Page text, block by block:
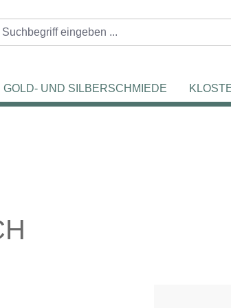
GOLD- UND SILBERSCHMIEDE